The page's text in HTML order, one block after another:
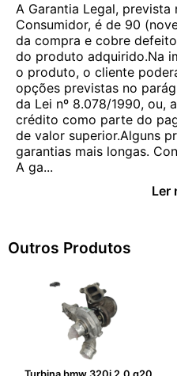
A Garantia Legal,
Consumidor, é de 90
da compra e cobre
do produto adquirido.Na
o produto, o cliente
opções previstas no
da Lei nº 8.078/1990, ou,
crédito como parte do
de valor superior.Alguns
garantias mais longas.
A ga...
Ler
Outros Produtos